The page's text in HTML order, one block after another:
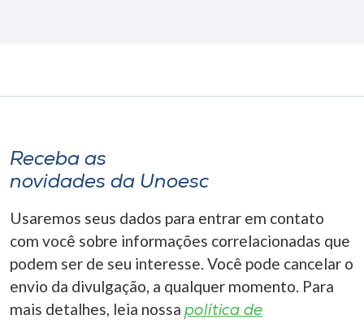
Receba as
novidades da Unoesc
Usaremos seus dados para entrar em contato
com você sobre informações correlacionadas que
podem ser de seu interesse. Você pode cancelar o
envio da divulgação, a qualquer momento. Para
mais detalhes, leia nossa política de